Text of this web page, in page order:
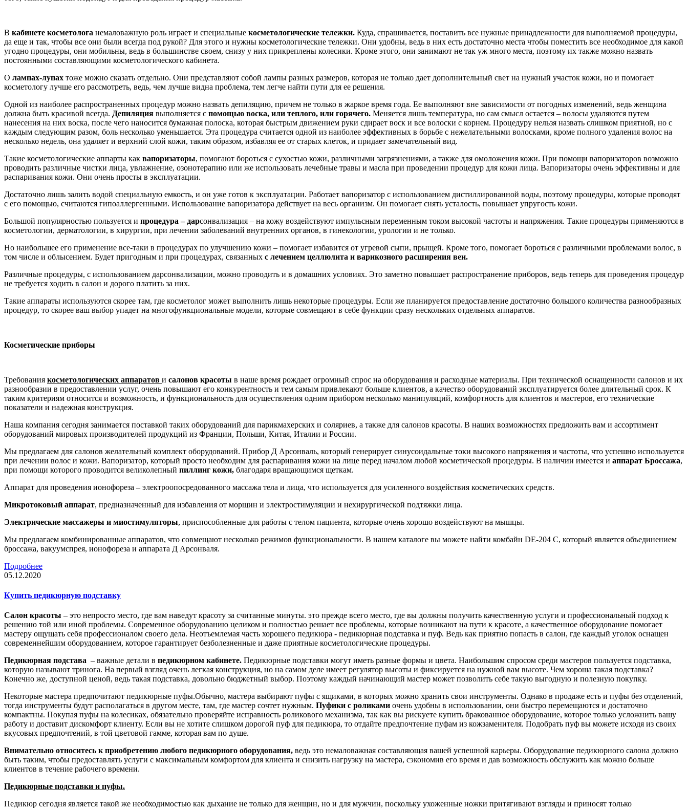
В кабинете косметолога немаловажную роль играет и специальные косметологические тележки. Куда, спрашивается, поставить все нужные принадлежности для выполняемой процедуры,
да еще и так, чтобы все они были всегда под рукой? Для этого и нужны косметологические тележки. Они удобны, ведь в них есть достаточно места чтобы поместить все необходимое для какой
угодно процедуры, они мобильны, ведь в большинстве своем, снизу у них прикреплены колесики. Кроме этого, они занимают не так уж много места, поэтому их также можно назвать
постоянными составляющими косметологического кабинета.
О лампах-лупах тоже можно сказать отдельно. Они представляют собой лампы разных размеров, которая не только дает дополнительный свет на нужный участок кожи, но и помогает
косметологу лучше его рассмотреть, ведь, чем лучше видна проблема, тем легче найти пути для ее решения.
Одной из наиболее распространенных процедур можно назвать депиляцию, причем не только в жаркое время года. Ее выполняют вне зависимости от погодных изменений, ведь женщина
должна быть красивой всегда. Депиляция выполняется с помощью воска, или теплого, или горячего. Меняется лишь температура, но сам смысл остается – волосы удаляются путем
нанесения на них воска, после чего наносится бумажная полоска, которая быстрым движением руки сдирает воск и все волоски с корнем. Процедуру нельзя назвать слишком приятной, но с
каждым следующим разом, боль несколько уменьшается. Эта процедура считается одной из наиболее эффективных в борьбе с нежелательными волосками, кроме полного удаления волос на
несколько недель, она удаляет и верхний слой кожи, таким образом, избавляя ее от старых клеток, и придает замечательный вид.
Такие косметологические аппарты как вапоризаторы, помогают бороться с сухостью кожи, различными загрязнениями, а также для омоложения кожи. При помощи вапоризаторов возможно
проводить различные чистки лица, увлажнение, озонотерапию или же использовать лечебные травы и масла при проведении процедур для кожи лица. Вапоризаторы очень эффективны и для
распаривания кожи. Они очень просты в эксплуатации.
Достаточно лишь залить водой специальную емкость, и он уже готов к эксплуатации. Работает вапоризатор с использованием дистиллированной воды, поэтому процедуры, которые проводят
с его помощью, считаются гипоаллергенными. Использование вапоризатора действует на весь организм. Он помогает снять усталость, повышает упругость кожи.
Большой популярностью пользуется и процедура – дарсонвализация – на кожу воздействуют импульсным переменным током высокой частоты и напряжения. Такие процедуры применяются в
косметологии, дерматологии, в хирургии, при лечении заболеваний внутренних органов, в гинекологии, урологии и не только.
Но наибольшее его применение все-таки в процедурах по улучшению кожи – помогает избавится от угревой сыпи, прыщей. Кроме того, помогает бороться с различными проблемами волос, в
том числе и облысением. Будет пригодным и при процедурах, связанных с лечением целлюлита и варикозного расширения вен.
Различные процедуры, с использованием дарсонвализации, можно проводить и в домашних условиях. Это заметно повышает распространение приборов, ведь теперь для проведения процедур
не требуется ходить в салон и дорого платить за них.
Такие аппараты используются скорее там, где косметолог может выполнить лишь некоторые процедуры. Если же планируется предоставление достаточно большого количества разнообразных
процедур, то скорее ваш выбор упадет на многофункциональные модели, которые совмещают в себе функции сразу нескольких отдельных аппаратов.
Косметические приборы
Требования косметологических аппаратов и салонов красоты в наше время рождает огромный спрос на оборудования и расходные материалы. При технической оснащенности салонов и их
разнообразии в предоставлении услуг, очень повышают его конкурентность и тем самым привлекают больше клиентов, а качество оборудований эксплуатируется более длительный срок. К
таким критериям относится и возможность, и функциональность для осуществления одним прибором несколько манипуляций, комфортность для клиентов и мастеров, его технические
показатели и надежная конструкция.
Наша компания сегодня занимается поставкой таких оборудований для парикмахерских и соляриев, а также для салонов красоты. В наших возможностях предложить вам и ассортимент
оборудований мировых производителей продукций из Франции, Польши, Китая, Италии и России.
Мы предлагаем для салонов желательный комплект оборудований. Прибор Д Арсонваль, который генерирует синусоидальные токи высокого напряжения и частоты, что успешно используется
при лечении волос и кожи. Вапоризатор, который просто необходим для распаривания кожи на лице перед началом любой косметической процедуры. В наличии имеется и аппарат Броссажа,
при помощи которого проводится великолепный пиллинг кожи, благодаря вращающимся щеткам.
Аппарат для проведения ионофореза – электроопосредованного массажа тела и лица, что используется для усиленного воздействия косметических средств.
Микротоковый аппарат, предназначенный для избавления от морщин и электростимуляции и нехирургической подтяжки лица.
Электрические массажеры и миостимуляторы, приспособленные для работы с телом пациента, которые очень хорошо воздействуют на мышцы.
Мы предлагаем комбинированные аппаратов, что совмещают несколько режимов функциональности. В нашем каталоге вы можете найти комбайн DE-204 C, который является объединением
броссажа, вакуумспрея, ионофореза и аппарата Д Арсонваля.
Подробнее
05.12.2020
Купить педикюрную подставку
Салон красоты – это непросто место, где вам наведут красоту за считанные минуты. это прежде всего место, где вы должны получить качественную услуги и профессиональный подход к
решению той или иной проблемы. Современное оборудованию целиком и полностью решает все проблемы, которые возникают на пути к красоте, а качественное оборудование помогает
мастеру ощущать себя профессионалом своего дела. Неотъемлемая часть хорошего педикюра - педикюрная подставка и пуф. Ведь как приятно попасть в салон, где каждый уголок оснащен
современнейшим оборудованием, которое гарантирует безболезненные и даже приятные косметологические процедуры.
Педикюрная подстава – важные детали в педикюрном кабинете. Педикюрные подставки могут иметь разные формы и цвета. Наибольшим спросом среди мастеров пользуется подставка,
которую называют тринога. На первый взгляд очень легкая конструкция, но на самом деле имеет регулятор высоты и фиксируется на нужной вам высоте. Чем хороша такая подставка?
Конечно же, доступной ценой, ведь такая подставка, довольно бюджетный выбор. Поэтому каждый начинающий мастер может позволить себе такую выгодную и полезную покупку.
Некоторые мастера предпочитают педикюрные пуфы.Обычно, мастера выбирают пуфы с ящиками, в которых можно хранить свои инструменты. Однако в продаже есть и пуфы без отделений,
тогда инструменты будут располагаться в другом месте, там, где мастер сочтет нужным. Пуфики с роликами очень удобны в использовании, они быстро перемещаются и достаточно
компактны. Покупая пуфы на колесиках, обязательно проверяйте исправность роликового механизма, так как вы рискуете купить бракованное оборудование, которое только усложнить вашу
работу и доставит дискомфорт клиенту. Если вы не хотите слишком дорогой пуф для педикюра, то отдайте предпочтение пуфам из кожзаменителя. Подобрать пуф вы можете исходя из своих
вкусовых предпочтений, в той цветовой гамме, которая вам по душе.
Внимательно относитесь к приобретению любого педикюрного оборудования, ведь это немаловажная составляющая вашей успешной карьеры. Оборудование педикюрного салона должно
быть таким, чтобы предоставлять услуги с максимальным комфортом для клиента и снизить нагрузку на мастера, сэкономив его время и дав возможность обслужить как можно больше
клиентов в течение рабочего времени.
Педикюрные подставки и пуфы.
Педикюр сегодня является такой же необходимостью как дыхание не только для женщин, но и для мужчин, поскольку ухоженные ножки притягивают взгляды и приносят только